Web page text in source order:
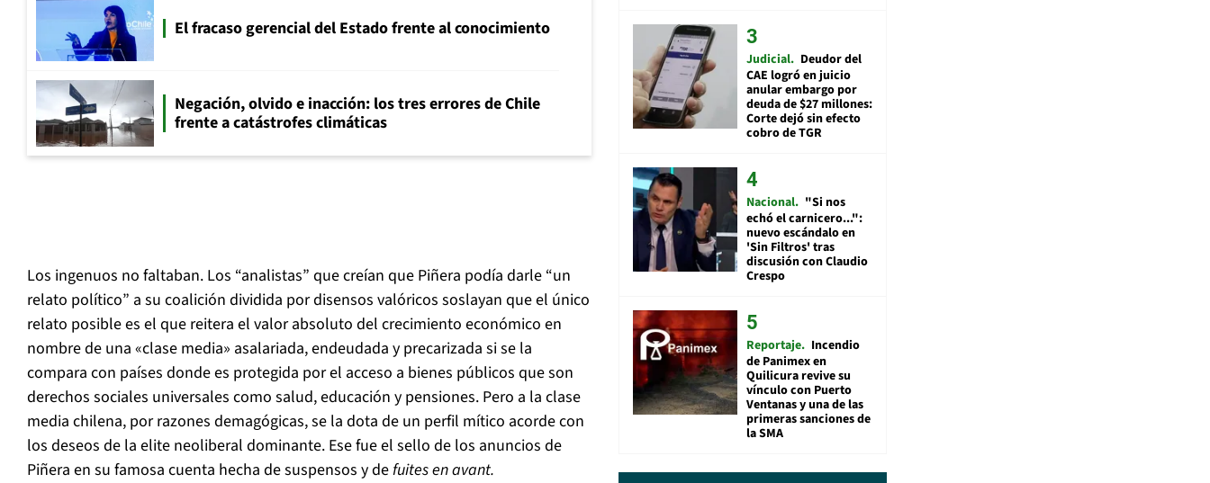
El fracaso gerencial del Estado frente al conocimiento
Negación, olvido e inacción: los tres errores de Chile
frente a catástrofes climáticas
Los ingenuos no faltaban. Los “analistas” que creían que Piñera podía darle “un
relato político” a su coalición dividida por disensos valóricos soslayan que el único
relato posible es el que reitera el valor absoluto del crecimiento económico en
nombre de una «clase media» asalariada, endeudada y precarizada si se la
compara con países donde es protegida por el acceso a bienes públicos que son
derechos sociales universales como salud, educación y pensiones. Pero a la clase
media chilena, por razones demagógicas, se la dota de un perfil mítico acorde con
los deseos de la elite neoliberal dominante. Ese fue el sello de los anuncios de
Piñera en su famosa cuenta hecha de suspensos y defuites en avant.
Judicial Deudor del
CAE logró en juicio
anular embargo por
deuda de $27 millones:
Corte dejó sin efecto
cobro de TGR
Nacional "Si nos
echó el carnicero...":
nuevo escándalo en
'Sin Filtros' tras
discusión con Claudio
Crespo
Reportaje Incendio
de Panimex en
Quilicura revive su
vínculo con Puerto
Ventanas y una de las
primeras sanciones de
la SMA